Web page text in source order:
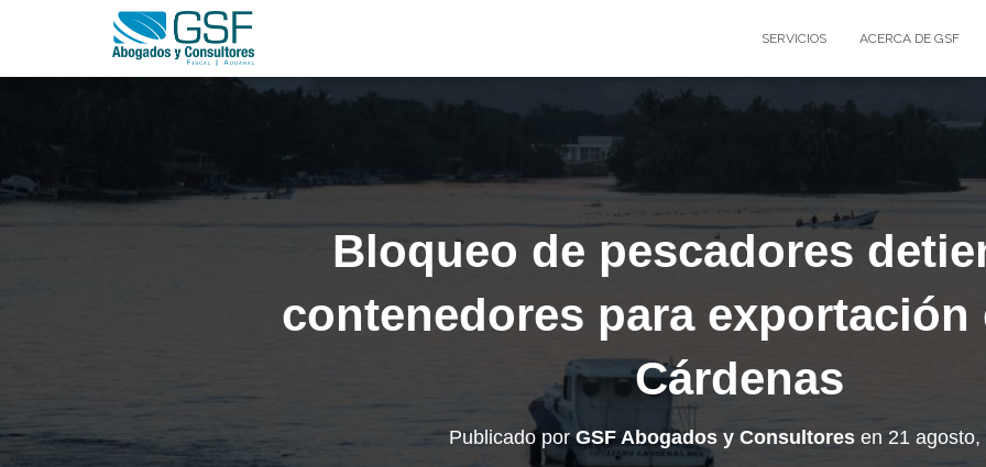
SERVICIOS ACERCA DE GSF
Bloqueo de pescadores
contenedores para exportación
Cárdenas
Publicado porGSF Abogados y Consultores en 21 agosto,